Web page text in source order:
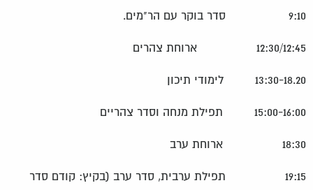
9:10 סדר בוקר עם הר"מים.
12:30/12:45 ארוחת צהרים
13:30-18.20 לימודי תיכון
15:00-16:00 תפילת מנחה וסדר צהריים
18:30 ארוחת ערב
19:15 תפילת ערבית, סדר ערב (בקיץ: קודם סדר